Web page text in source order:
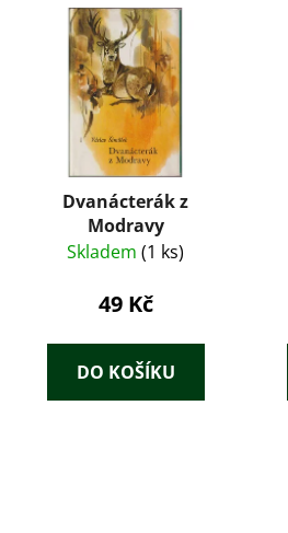
Dvanácterák z
Modravy
Skladem (1 ks)
49 Kč
DO KOŠÍKU